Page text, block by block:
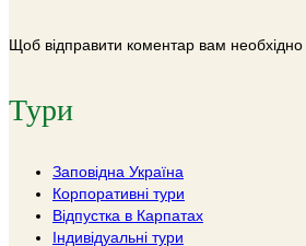
Щоб відправити коментар вам необхідно
Тури
Заповідна Україна
Корпоративні тури
Відпустка в Карпатах
Індивідуальні тури